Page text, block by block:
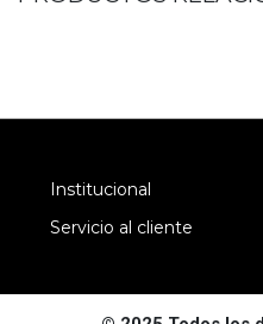
Institucional
Servicio al cliente